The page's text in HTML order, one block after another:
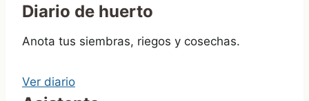
Diario de huerto
Anota tus siembras, riegos y cosechas.
Ver diario